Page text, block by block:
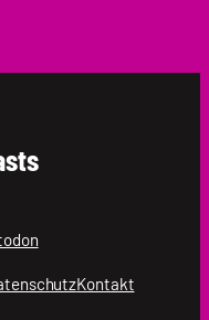
Kontakt